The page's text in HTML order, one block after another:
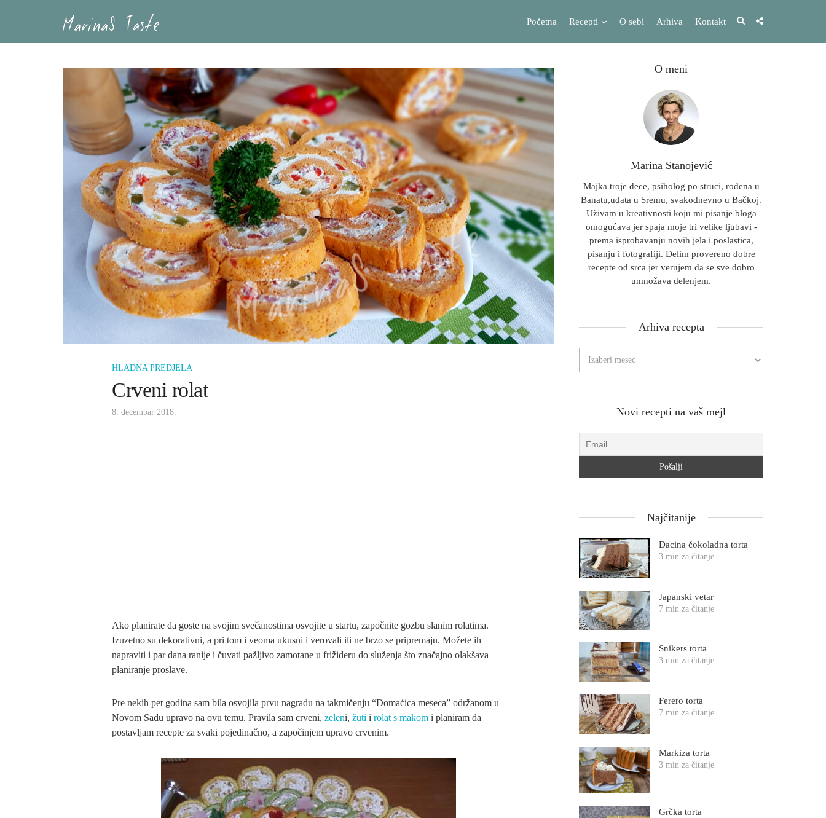
Početna Recepti O sebi Arhiva Kontakt
HLADNA PREDJELA
Crveni rolat
8. decembar 2018.
Ako planirate da goste na svojim svečanostima osvojite u startu, započnite gozbu slanim rolatima.
Izuzetno su dekorativni, a pri tom i veoma ukusni i verovali ili ne brzo se pripremaju. Možete ih
napraviti i par dana ranije i čuvati pažljivo zamotane u frižideru do služenja što značajno olakšava
planiranje proslave.
Pre nekih pet godina sam bila osvojila prvu nagradu na takmičenju “Domaćica meseca” održanom u
Novom Sadu upravo na ovu temu. Pravila sam crveni, zeleni, žuti i rolat s makom i planiram da
postavljam recepte za svaki pojedinačno, a započinjem upravo crvenim.
O meni
Marina Stanojević
Majka troje dece, psiholog po struci, rođena u
Banatu,udata u Sremu, svakodnevno u Bačkoj.
Uživam u kreativnosti koju mi pisanje bloga
omogućava jer spaja moje tri velike ljubavi -
prema isprobavanju novih jela i poslastica,
pisanju i fotografiji. Delim provereno dobre
recepte od srca jer verujem da se sve dobro
umnožava delenjem.
Arhiva recepta
Novi recepti na vaš mejl
Najčitanije
Dacina čokoladna torta
3 min za čitanje
Japanski vetar
7 min za čitanje
Snikers torta
3 min za čitanje
Ferero torta
7 min za čitanje
Markiza torta
3 min za čitanje
Grčka torta